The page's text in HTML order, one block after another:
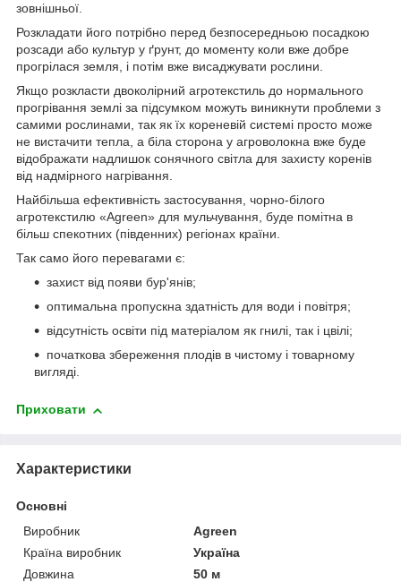
зовнішньої.
Розкладати його потрібно перед безпосередньою посадкою
розсади або культур у ґрунт, до моменту коли вже добре
прогрілася земля, і потім вже висаджувати рослини.
Якщо розкласти двоколірний агротекстиль до нормального
прогрівання землі за підсумком можуть виникнути проблеми з
самими рослинами, так як їх кореневій системі просто може
не вистачити тепла, а біла сторона у агроволокна вже буде
відображати надлишок сонячного світла для захисту коренів
від надмірного нагрівання.
Найбільша ефективність застосування, чорно-білого
агротекстилю «Agreen» для мульчування, буде помітна в
більш спекотних (південних) регіонах країни.
Так само його перевагами є:
захист від появи бур'янів;
оптимальна пропускна здатність для води і повітря;
відсутність освіти під матеріалом як гнилі, так і цвілі;
початкова збереження плодів в чистому і товарному
вигляді.
Приховати
Характеристики
Основні
Виробник
Agreen
Країна виробник
Україна
Довжина
50 м